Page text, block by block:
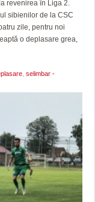
revenirea în Liga 2.
sibienilor de la CSC
zile, pentru noi
o deplasare grea,
selimbar -